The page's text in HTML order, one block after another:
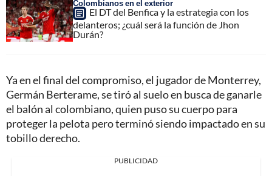
Colombianos en el exterior
El DT del Benfica y la estrategia con los
delanteros; ¿cuál será la función de Jhon
Durán?
Ya en el final del compromiso, el jugador de Monterrey,
Germán Berterame, se tiró al suelo en busca de ganarle
el balón al colombiano, quien puso su cuerpo para
proteger la pelota pero terminó siendo impactado en su
tobillo derecho.
PUBLICIDAD